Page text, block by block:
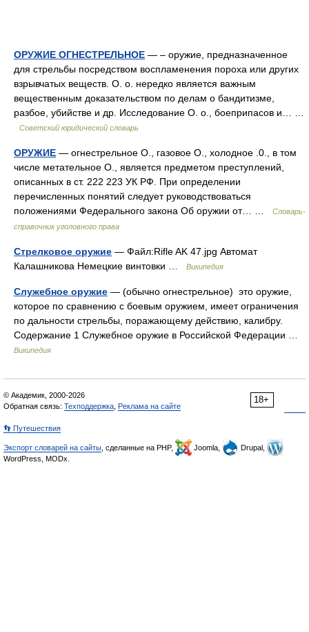
ОРУЖИЕ ОГНЕСТРЕЛЬНОЕ — – оружие, предназначенное
для стрельбы посредством воспламенения пороха или других
взрывчатых веществ. О. о. нередко является важным
вещественным доказательством по делам о бандитизме,
разбое, убийстве и др. Исследование О. о., боеприпасов и… …
Советский юридический словарь
ОРУЖИЕ — огнестрельное О., газовое О., холодное .0., в том
числе метательное О., является предметом преступлений,
описанных в ст. 222 223 УК РФ. При определении
перечисленных понятий следует руководствоваться
положениями Федерального закона Об оружии от… …
Словарь-
справочник уголовного права
Стрелковое оружие — Файл:Rifle AK 47.jpg Автомат
Калашникова Немецкие винтовки …
Википедия
Служебное оружие — (обычно огнестрельное) это оружие,
которое по сравнению с боевым оружием, имеет ограничения
по дальности стрельбы, поражающему действию, калибру.
Содержание 1 Служебное оружие в Российской Федерации …
Википедия
18+
© Академик, 2000-2026
Обратная связь: Техподдержка Реклама на сайте
👣 Путешествия
Экспорт словарей на сайты , сделанные на PHP, Joomla,
Drupal,
WordPress, MODx.